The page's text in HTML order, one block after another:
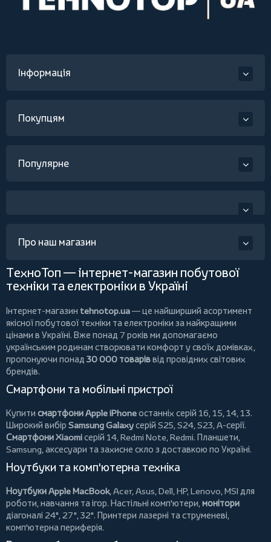
Інформація
Покупцям
Популярне
Про наш магазин
ТехноТоп — інтернет-магазин побутової
техніки та електроніки в Україні
Інтернет-магазин tehnotop.ua— це найширший асортимент
якісної побутової техніки та електроніки за найкращими
цінами в Україні. Вже понад 7 років ми допомагаємо
українським родинам створювати комфорт у своїх домівках,
пропонуючи понад 30 000 товаріввід провідних світових
брендів.
Смартфони та мобільні пристрої
Купити смартфони Apple iPhoneостанніх серій 16, 15, 14, 13.
Широкий вибір Samsung Galaxyсерій S25, S24, S23, A-серії.
Смартфони Xiaomiсерій 14, Redmi Note, Redmi. Планшети,
Samsung, аксесуари тазахисне скло з доставкою по Україні.
Ноутбуки та комп'ютерна техніка
Ноутбуки Apple MacBook,Acer,Asus,Dell,HP,Lenovo,MSI для
роботи, навчання та ігор. Настільні комп'ютери,монітори
діагоналі 24", 27", 32". Принтери лазерні та струменеві,
комп'ютерна периферія.